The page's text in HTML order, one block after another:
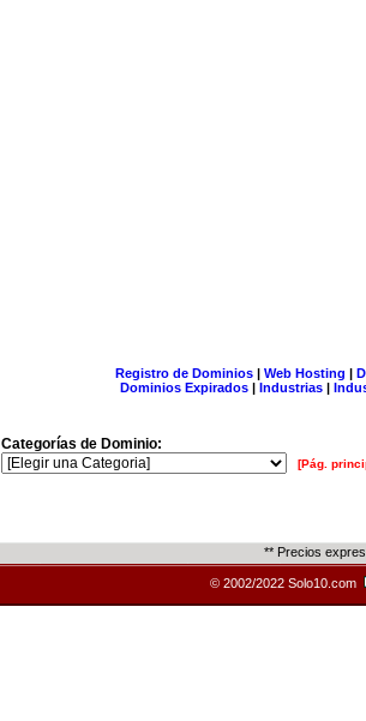
Registro de Dominios| Web Hosting |
Dominios Expirados | Industrias |
Categorías de Dominio:
[Pág.
** Precios
© 2002/2022 Solo10.com